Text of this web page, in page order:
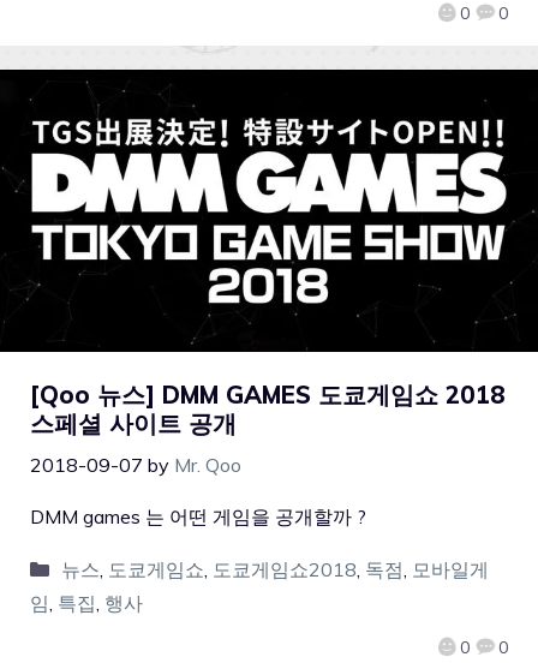
0 0
[Qoo 뉴스] DMM GAMES 도쿄게임쇼 2018
스페셜 사이트 공개
2018-09-07 by Mr. Qoo
0 0
DMM games 는 어떤 게임을 공개할까 ?
뉴스 도쿄게임쇼 도쿄게임쇼2018 독점 모바일게
임 특집 행사